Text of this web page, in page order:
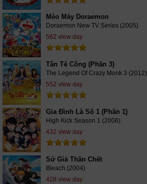
Mèo Máy Doraemon
Doraemon New TV Series (2005)
562 view day
Tân Tế Công (Phần 3)
The Legend Of Crazy Monk 3 (2012)
552 view day
Gia Đình Là Số 1 (Phần 1)
High Kick Season 1 (2006)
432 view day
Sứ Giả Thần Chết
Bleach (2004)
428 view day